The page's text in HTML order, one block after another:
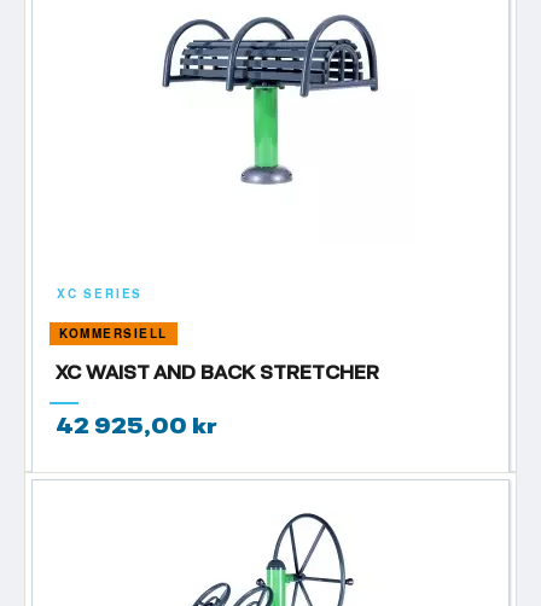
XC SERIES
KOMMERSIELL
XC WAIST AND BACK STRETCHER
42 925,00 kr